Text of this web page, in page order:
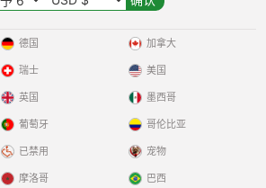
德国
瑞士
英国
葡萄牙
已禁用
加拿大
美国
墨西哥
哥伦比亚
宠物
摩洛哥 巴西